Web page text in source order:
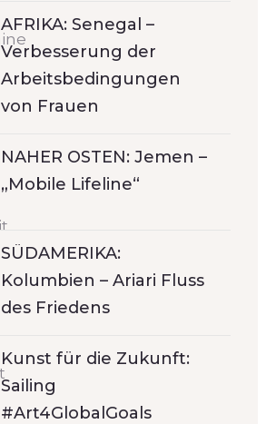
AFRIKA: Senegal –
Verbesserung der
Arbeitsbedingungen
von Frauen
NAHER OSTEN: Jemen –
„Mobile Lifeline“
SÜDAMERIKA:
Kolumbien – Ariari Fluss
des Friedens
Kunst für die Zukunft:
Sailing
#Art4GlobalGoals